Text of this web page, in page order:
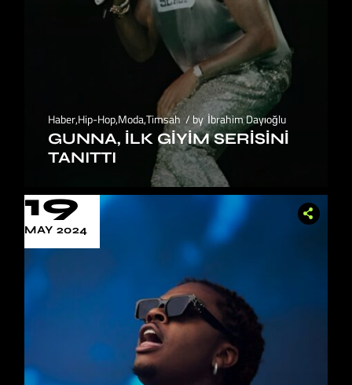
Haber,Hip-Hop,Moda,Timsah by İbrahim Dayıoğlu
GUNNA, İLK GIYIM SERISINI
TANITTI
19
MAY 2024